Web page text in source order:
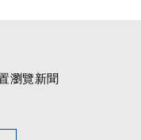
瀏覽新聞